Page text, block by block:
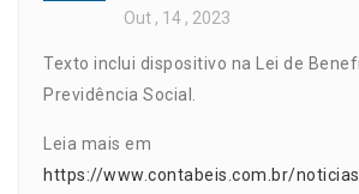
Out , 14 , 2023
Texto inclui dispositivo na Lei de
Previdência Social.
Leia mais em
https://www.contabeis.com.br/